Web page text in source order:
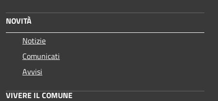
NOVITÀ
Notizie
Comunicati
Avvisi
VIVERE IL COMUNE